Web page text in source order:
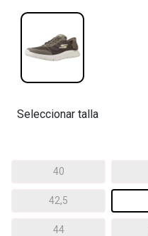
Seleccionar talla
40
42,5
44